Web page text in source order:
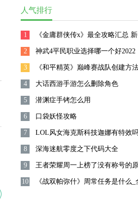
人气排行
1 《金庸群侠传x》最全攻略汇总
略
2 神武4平民职业选择哪一个好2022
3 《和平精英》巅峰赛战队创建方
精英》怎么创建战队
4 大话西游手游怎么删除角色
5 潜渊症手铐怎么用
6 口袋妖怪攻略
7 LOL风女海克斯科技迦娜有特效
克斯科技迦娜皮肤怎么样?
8 深海迷航零度之下代码大全
9 王者荣耀周一上榜了没有称号的
10 《战双帕弥什》周常任务是什么_